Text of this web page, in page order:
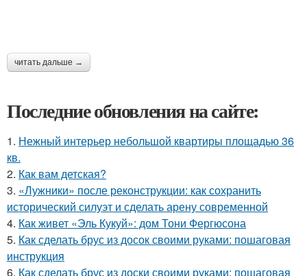
читать дальше →
Последние обновления на сайте:
1. Нежный интерьер небольшой квартиры площадью 36
кв.
2. Как вам детская?
3. «Лужники» после реконструкции: как сохранить
исторический силуэт и сделать арену современной
4. Как живет «Эль Кукуй»: дом Тони Фергюсона
5. Как сделать брус из досок своими руками: пошаговая
инструкция
6. Как сделать брус из доски своими руками: пошаговая